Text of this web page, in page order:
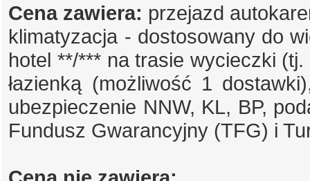
Cena zawiera: przejazd
klimatyzacja - dostosowany do
hotel **/*** na trasie wycieczki
łazienką (możliwość 1
ubezpieczenie NNW, KL, BP,
Fundusz Gwarancyjny (TFG) i